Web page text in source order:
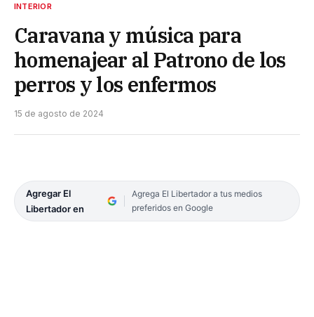
INTERIOR
Caravana y música para
homenajear al Patrono de los
perros y los enfermos
15 de agosto de 2024
Agregar El
Libertador en
Agrega El Libertador a tus medios
preferidos en Google